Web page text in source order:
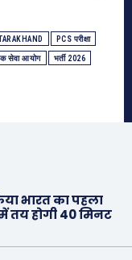
PCS परीक्षा
सेवा आयोग भर्ती 2026
भारत का पहला
तय होगी 40 मिनट